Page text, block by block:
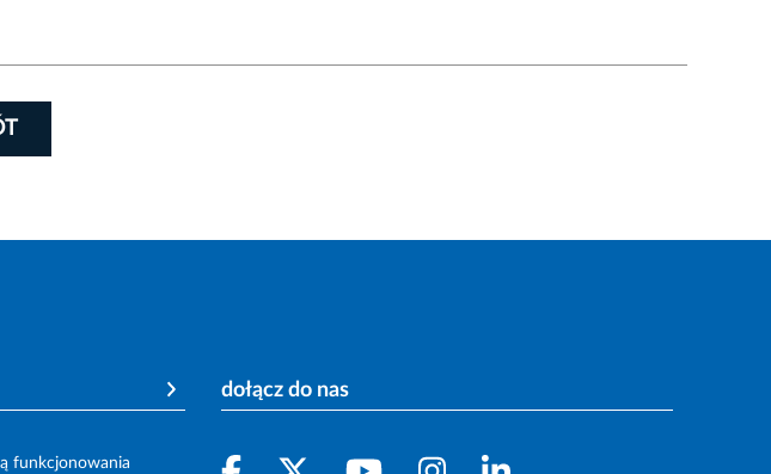
funkcjonowania
dołącz do nas